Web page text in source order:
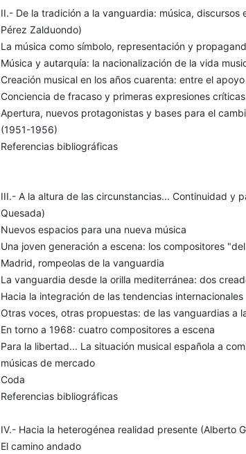
II.- De la tradición a la vanguardia: música,
Pérez Zalduondo)
La música como símbolo, representación y
Música y autarquía: la nacionalización de la vida
Creación musical en los años cuarenta: entre el
Conciencia de fracaso y primeras expresiones
Apertura, nuevos protagonistas y bases para el
(1951-1956)
Referencias bibliográficas
III.- A la altura de las circunstancias... Continuidad y
Quesada)
Nuevos espacios para una nueva música
Una joven generación a escena: los compositores
Madrid, rompeolas de la vanguardia
La vanguardia desde la orilla mediterránea: dos
Hacia la integración de las tendencias internacionales
Otras voces, otras propuestas: de las vanguardias a
En torno a 1968: cuatro compositores a escena
Para la libertad... La situación musical española a
músicas de mercado
Coda
Referencias bibliográficas
IV.- Hacia la heterogénea realidad presente (Alberto
El camino andado